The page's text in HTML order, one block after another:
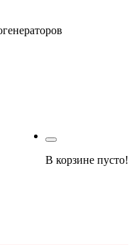
В корзине пусто!